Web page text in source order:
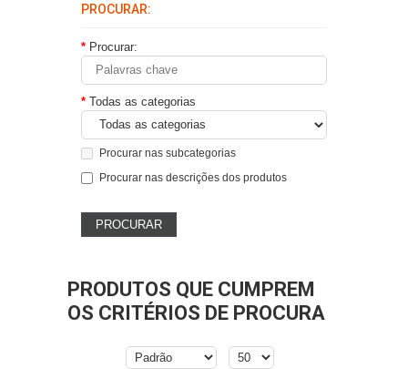
PROCURAR:
Procurar:
Todas as categorias
Procurar nas subcategorias
Procurar nas descrições dos produtos
PRODUTOS QUE CUMPREM
OS CRITÉRIOS DE PROCURA